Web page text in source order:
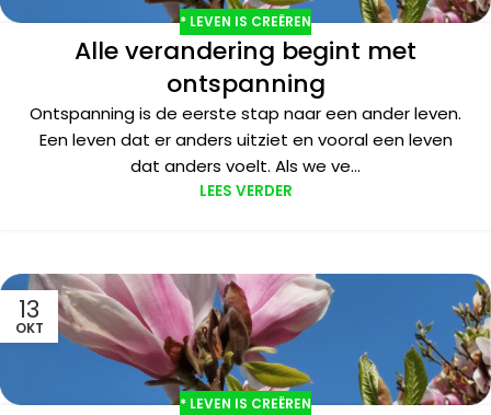
* LEVEN IS CREËREN
Alle verandering begint met
ontspanning
Ontspanning is de eerste stap naar een ander leven.
Een leven dat er anders uitziet en vooral een leven
dat anders voelt. Als we ve...
LEES VERDER
13
OKT
* LEVEN IS CREËREN